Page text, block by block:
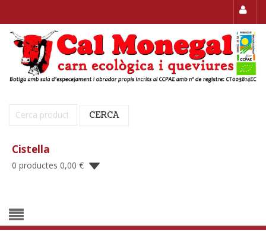
Cerca: CERCA
Cistella
0 productes 0,00 €